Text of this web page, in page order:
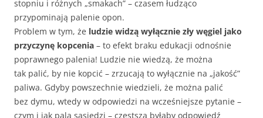
stopniu i różnych „smakach” – czasem łudząco
przypominają palenie opon.
Problem w tym, że ludzie widzą wyłącznie zły węgiel jako
przyczynę kopcenia – to efekt braku edukacji odnośnie
poprawnego palenia! Ludzie nie wiedzą, że można
tak palić, by nie kopcić – zrzucają to wyłącznie na „jakość”
paliwa. Gdyby powszechnie wiedzieli, że można palić
bez dymu, wtedy w odpowiedzi na wcześniejsze pytanie –
czym i jak palą sąsiedzi – częstsza byłaby odpowiedź